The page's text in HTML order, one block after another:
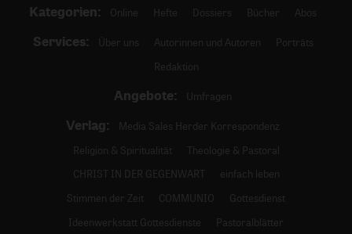
Kategorien: Online Hefte Dossiers Bücher Abos
Services: Über uns Autorinnen und Autoren
Porträts
Redaktion
Angebote: Umfragen
Verlag:
Media Sales Herder Korrespondenz
Religion & Spiritualität
Theologie & Pastoral
CHRIST IN DER GEGENWART
einfach leben
Stimmen der Zeit
COMMUNIO
Gottesdienst
Ideenwerkstatt Gottesdienste
Pastoralblätter